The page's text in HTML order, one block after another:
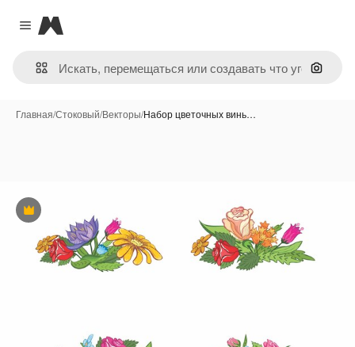
Close menu
Magnific
Поиск
Главная/Стоковый/Векторы/Набор цветочных винь…
Премиум